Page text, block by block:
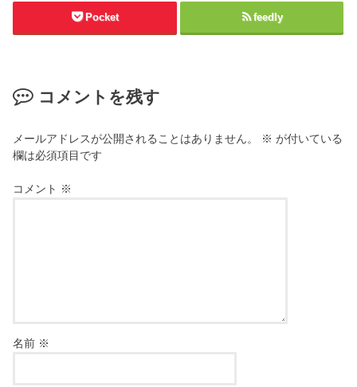
Pocket feedly
コメントを残す
メールアドレスが公開されることはありません。 ※ が付いている
欄は必須項目です
コメント ※
名前 ※